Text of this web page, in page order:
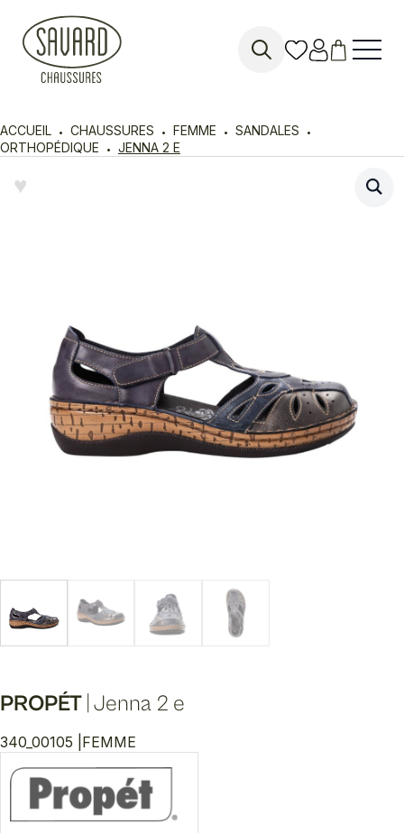
ACCUEIL CHAUSSURES FEMME
SANDALES
ORTHOPÉDIQUE
JENNA 2 E
♥︎
PROPÉT Jenna 2 e
340_00105 | FEMME